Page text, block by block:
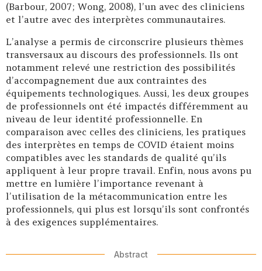
(Barbour, 2007; Wong, 2008), l’un avec des cliniciens
et l’autre avec des interprètes communautaires.
L’analyse a permis de circonscrire plusieurs thèmes
transversaux au discours des professionnels. Ils ont
notamment relevé une restriction des possibilités
d’accompagnement due aux contraintes des
équipements technologiques. Aussi, les deux groupes
de professionnels ont été impactés différemment au
niveau de leur identité professionnelle. En
comparaison avec celles des cliniciens, les pratiques
des interprètes en temps de COVID étaient moins
compatibles avec les standards de qualité qu’ils
appliquent à leur propre travail. Enfin, nous avons pu
mettre en lumière l’importance revenant à
l’utilisation de la métacommunication entre les
professionnels, qui plus est lorsqu’ils sont confrontés
à des exigences supplémentaires.
Abstract